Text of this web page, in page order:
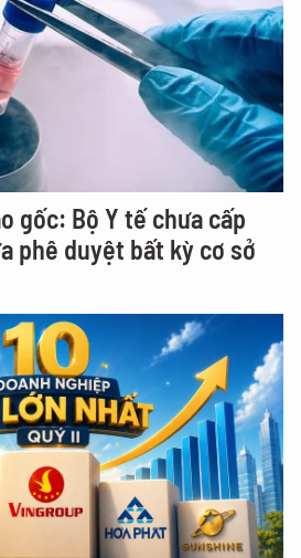
gốc: Bộ Y tế chưa cấp
phê duyệt bất kỳ cơ sở